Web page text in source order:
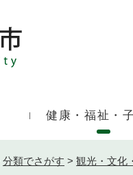
ド
健康・福祉・
分類でさがす > 観光・文化